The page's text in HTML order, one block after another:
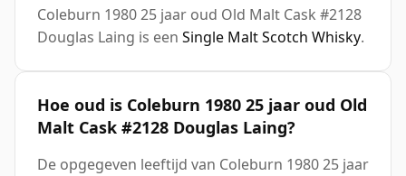
Coleburn 1980 25 jaar oud Old Malt Cask #2128
Douglas Laing is een Single Malt Scotch Whisky.
Hoe oud is Coleburn 1980 25 jaar oud Old
Malt Cask #2128 Douglas Laing?
De opgegeven leeftijd van Coleburn 1980 25 jaar